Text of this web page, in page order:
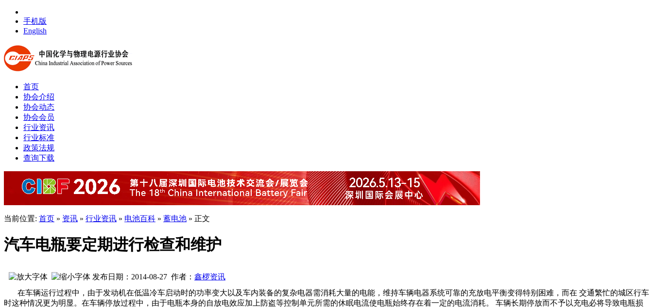
手机版
English
首页
协会介绍
协会动态
协会会员
行业资讯
行业标准
政策法规
查询下载
当前位置: 首页 » 资讯 » 行业资讯 » 电池百科 » 蓄电池 » 正文
汽车电瓶要定期进行检查和维护
发布日期：2014-08-27 作者： 鑫椤资讯
在车辆运行过程中，由于发动机在低温冷车启动时的功率变大以及车内装备的复杂电器需消耗大量的电能，维持车辆电器系统可靠的充放电平衡变得特别困难，而在 交通繁忙的城区行车
时这种情况更为明显。在车辆停放过程中，由于电瓶本身的自放电效应加上防盗等控制单元所需的休眠电流使电瓶始终存在着一定的电流消耗。 车辆长期停放而不予以充电必将导致电瓶损